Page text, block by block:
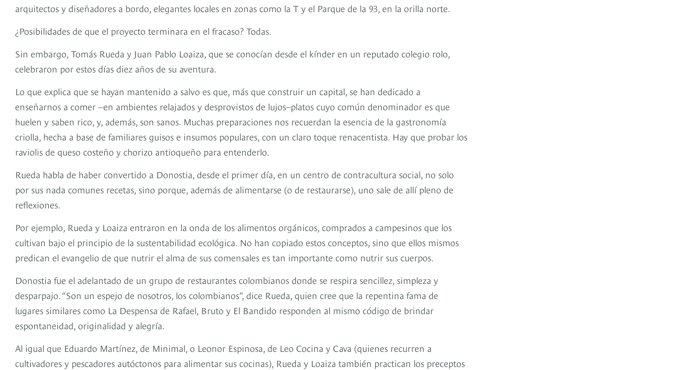
arquitectos y diseñadores a bordo, elegantes locales en zonas como la T y el Parque de la 93, en la orilla norte.
¿Posibilidades de que el proyecto terminara en el fracaso? Todas.
Sin embargo, Tomás Rueda y Juan Pablo Loaiza, que se conocían desde el kínder en un reputado colegio rolo,
celebraron por estos días diez años de su aventura.
Lo que explica que se hayan mantenido a salvo es que, más que construir un capital, se han dedicado a
enseñarnos a comer –en ambientes relajados y desprovistos de lujos–platos cuyo común denominador es que
huelen y saben rico, y, además, son sanos. Muchas preparaciones nos recuerdan la esencia de la gastronomía
criolla, hecha a base de familiares guisos e insumos populares, con un claro toque renacentista. Hay que probar los
raviolis de queso costeño y chorizo antioqueño para entenderlo.
Rueda habla de haber convertido a Donostia, desde el primer día, en un centro de contracultura social, no solo
por sus nada comunes recetas, sino porque, además de alimentarse (o de restaurarse), uno sale de allí pleno de
reflexiones.
Por ejemplo, Rueda y Loaiza entraron en la onda de los alimentos orgánicos, comprados a campesinos que los
cultivan bajo el principio de la sustentabilidad ecológica. No han copiado estos conceptos, sino que ellos mismos
predican el evangelio de que nutrir el alma de sus comensales es tan importante como nutrir sus cuerpos.
Donostia fue el adelantado de un grupo de restaurantes colombianos donde se respira sencillez, simpleza y
desparpajo. “Son un espejo de nosotros, los colombianos”, dice Rueda, quien cree que la repentina fama de
lugares similares como La Despensa de Rafael, Bruto y El Bandido responden al mismo código de brindar
espontaneidad, originalidad y alegría.
Al igual que Eduardo Martínez, de Minimal, o Leonor Espinosa, de Leo Cocina y Cava (quienes recurren a
cultivadores y pescadores autóctonos para alimentar sus cocinas), Rueda y Loaiza también practican los preceptos